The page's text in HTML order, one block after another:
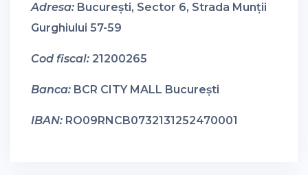
Adresa: București, Sector 6, Strada Munții
Gurghiului 57-59
Cod fiscal: 21200265
Banca: BCR CITY MALL București
IBAN: RO09RNCB0732131252470001